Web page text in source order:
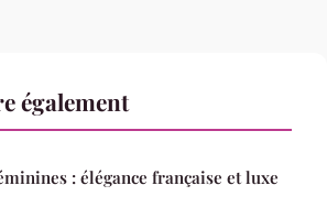
également
: élégance française et luxe